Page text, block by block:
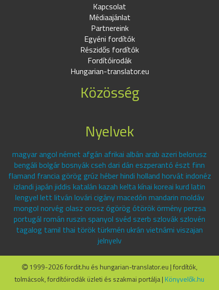
Kapcsolat
Médiaajánlat
Partnereink
Egyéni fordítók
Részidős fordítók
Fordítóirodák
Hungarian-translator.eu
Közösség
Nyelvek
magyar angol német afgán afrikai albán arab azeri belorusz
bengáli bolgár bosnyák cseh dari dán eszperantó észt finn
flamand francia görög grúz héber hindi holland horvát indonéz
izlandi japán jiddis katalán kazah kelta kínai koreai kurd latin
lengyel lett litván lovári cigány macedón mandarin moldáv
mongol norvég olasz orosz ógörög ótörök örmény perzsa
portugál román ruszin spanyol svéd szerb szlovák szlovén
tagalog tamil thai török türkmén ukrán vietnámi viszajan
jelnyelv
1999-2026 fordit.hu és hungarian-translator.eu | fordítók,
tolmácsok, fordítóirodák üzleti és szakmai portálja | Könyvelők.hu